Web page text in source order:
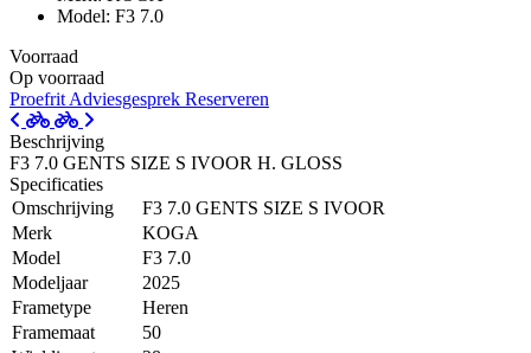
Model: F3 7.0
Voorraad
Op voorraad
Proefrit Adviesgesprek Reserveren
Beschrijving
F3 7.0 GENTS SIZE S IVOOR H. GLOSS
Specificaties
Omschrijving
F3 7.0 GENTS SIZE S IVOOR
Merk
KOGA
Model
F3 7.0
Modeljaar
2025
Frametype
Heren
Framemaat
50